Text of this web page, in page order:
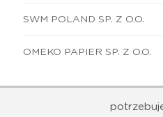
SWM POLAND SP. Z O.O.
OMEKO PAPIER SP. Z O.O.